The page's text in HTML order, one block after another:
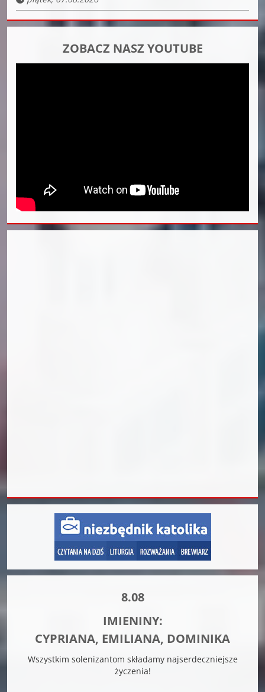
ZOBACZ NASZ YOUTUBE
8.08
IMIENINY:
CYPRIANA, EMILIANA, DOMINIKA
Wszystkim solenizantom składamy najserdeczniejsze
życzenia!